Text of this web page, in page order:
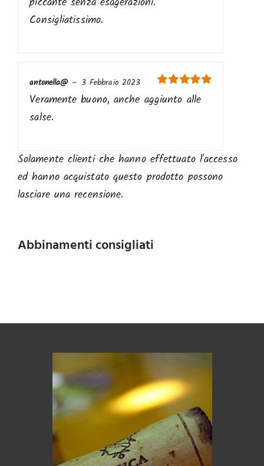
Consigliatissimo.
Valutato5su
5
antonella@ – 3 Febbraio 2023
Veramente buono, anche aggiunto alle
salse.
Solamente clienti che hanno effettuato l'accesso
ed hanno acquistato questo prodotto possono
lasciare una recensione.
Abbinamenti consigliati